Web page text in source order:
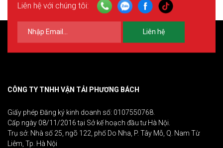
Liên hệ với chúng tôi:
Liên hệ
CÔNG TY TNHH VẬN TẢI PHƯƠNG BÁCH
Giấy phép Đăng ký kinh doanh số: 0107550768.
Cấp ngày 08/11/2016 tại Sở kế hoạch đầu tư Hà Nội.
Trụ sở: Nhà số 25, ngõ 122, phố Do Nha, P. Tây Mỗ, Q. Nam Từ
Liêm, Tp. Hà Nội